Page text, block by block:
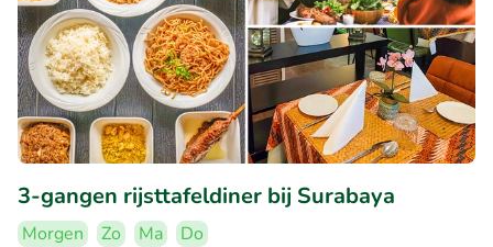
3-gangen rijsttafeldiner bij Surabaya
Morgen Zo Ma
Do